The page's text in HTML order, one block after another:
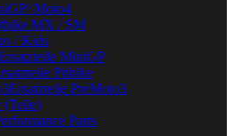
Moto4
MX / SM
/ Kids
MiniGP
Pitbike
Ersatzteile PreMoto3
(Teile)
Parts